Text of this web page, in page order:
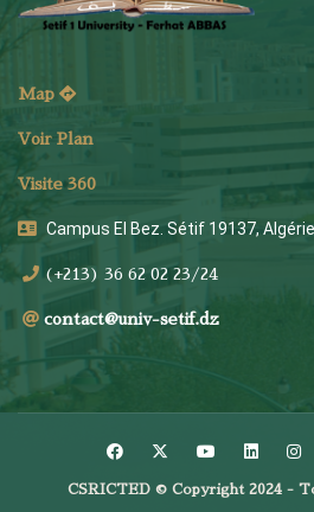
Map
Voir Plan
Visite 360
Campus El Bez. Sétif 19137, Algérie
(+213) 36 62 02 23/24
contact@univ-setif.dz
CSRICTED © Copyright 2024 -